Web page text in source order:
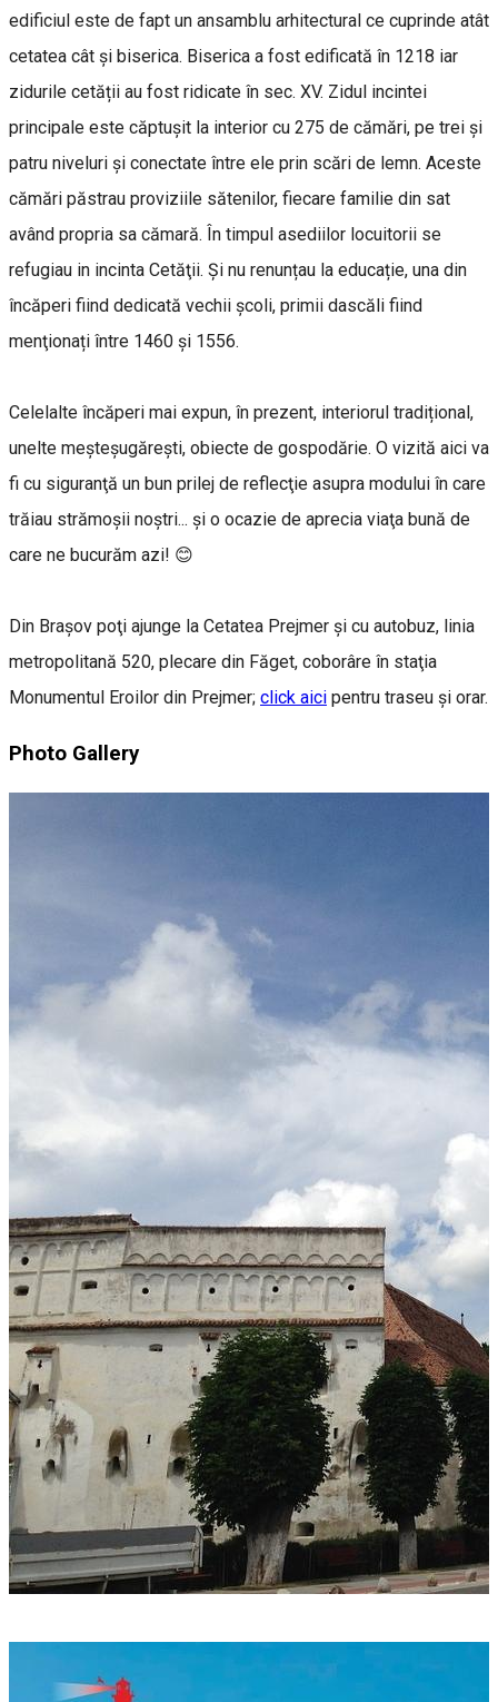
edificiul este de fapt un ansamblu arhitectural ce cuprinde atât
cetatea cât și biserica. Biserica a fost edificată în 1218 iar
zidurile cetății au fost ridicate în sec. XV. Zidul incintei
principale este căptuşit la interior cu 275 de cămări, pe trei şi
patru niveluri și conectate între ele prin scări de lemn. Aceste
cămări păstrau proviziile sătenilor, fiecare familie din sat
având propria sa cămară. În timpul asediilor locuitorii se
refugiau in incinta Cetăţii. Și nu renunțau la educație, una din
încăperi fiind dedicată vechii școli, primii dascăli fiind
menţionați între 1460 și 1556.
Celelalte încăperi mai expun, în prezent, interiorul tradițional,
unelte meșteșugărești, obiecte de gospodărie. O vizită aici va
fi cu siguranţă un bun prilej de reflecţie asupra modului în care
trăiau strămoşii noştri... şi o ocazie de aprecia viaţa bună de
care ne bucurăm azi! 😊
Din Braşov poţi ajunge la Cetatea Prejmer şi cu autobuz, linia
metropolitană 520, plecare din Făget, coborâre în staţia
Monumentul Eroilor din Prejmer; click aici pentru traseu și orar.
Photo Gallery